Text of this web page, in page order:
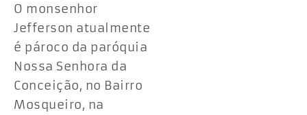
O monsenhor
Jefferson atualmente
é pároco da paróquia
Nossa Senhora da
Conceição, no Bairro
Mosqueiro, na